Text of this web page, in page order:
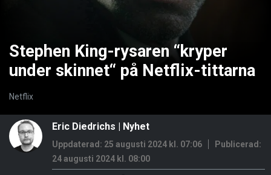
Stephen King-rysaren “kryper
under skinnet“ på Netflix-tittarna
Netflix
Eric Diedrichs Nyhet
Uppdaterad: 25 augusti 2024 kl. 07:06
Publicerad:
24 augusti 2024 kl. 08:00